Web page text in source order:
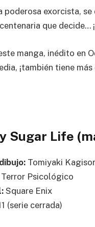
poderosa exorcista,
que decide…
manga, inédito en
¡también tiene
Sugar Life
Tomiyaki
Terror Psicológico
Square Enix
(serie cerrada)